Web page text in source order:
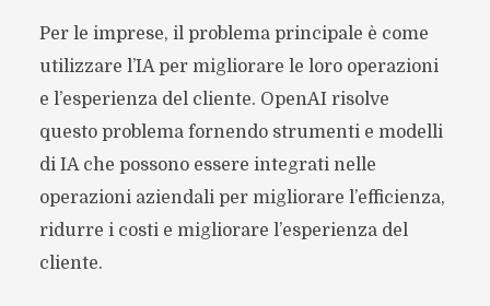
Per le imprese, il problema principale è come
utilizzare l’IA per migliorare le loro operazioni
e l’esperienza del cliente. OpenAI risolve
questo problema fornendo strumenti e modelli
di IA che possono essere integrati nelle
operazioni aziendali per migliorare l’efficienza,
ridurre i costi e migliorare l’esperienza del
cliente.